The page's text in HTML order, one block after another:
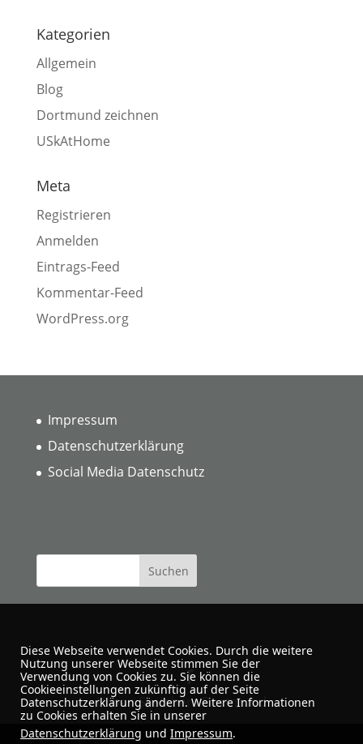
Kategorien
Allgemein
Blog
Dortmund zeichnen
USkAtHome
Meta
Registrieren
Anmelden
Eintrags-Feed
Kommentar-Feed
WordPress.org
Impressum
Datenschutzerklärung
Social Media Datenschutz
Urban Sketchers Dortmund
Diese Webseite verwendet Cookies. Durch die weitere
Nutzung unserer Webseite stimmen Sie der
Verwendung von Cookies zu. Sie können die
Cookieeinstellungen zukünftig auf der Seite
Datenschutzerklärung ändern. Weitere Informationen
zu Cookies erhalten Sie in unserer
Datenschutzerklärung und Impressum.